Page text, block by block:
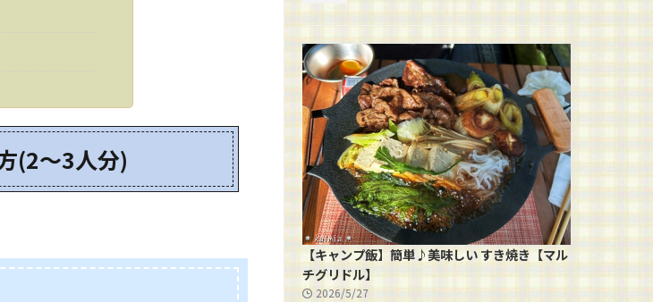
(2～3人分)
【キャンプ飯】簡単♪美味しい すき焼き【マル
チグリドル】
2026/5/27